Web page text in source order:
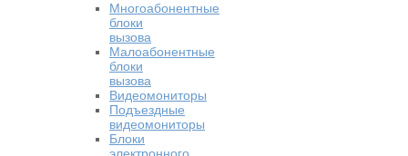
Многоабонентные
блоки
вызова
Малоабонентные
блоки
вызова
Видеомониторы
Подъездные
видеомониторы
Блоки